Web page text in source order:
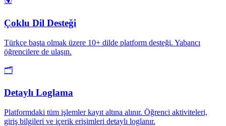
Çoklu Dil Desteği
Türkçe başta olmak üzere 10+ dilde platform desteği. Yabancı
öğrencilere de ulaşın.
🗂️
Detaylı Loglama
Platformdaki tüm işlemler kayıt altına alınır. Öğrenci aktiviteleri,
giriş bilgileri ve içerik erişimleri detaylı loglanır.